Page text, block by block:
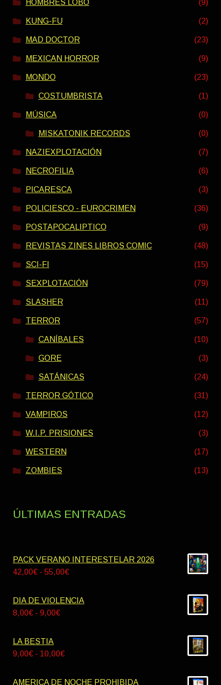
HOMBRES LOBO (9)
KUNG-FU (2)
MAD DOCTOR (23)
MEXICAN HORROR (9)
MONDO (23)
COSTUMBRISTA (1)
MÚSICA (0)
MISKATONIK RECORDS (0)
NAZIEXPLOTACIÓN (7)
NECROFILIA (6)
PICARESCA (3)
POLICIESCO - EUROCRIMEN (36)
POSTAPOCALIPTICO (9)
REVISTAS ZINES LIBROS COMIC (48)
SCI-FI (15)
SEXPLOTACIÓN (79)
SLASHER (11)
TERROR (57)
CANÍBALES (10)
GORE (3)
SATÁNICAS (24)
TERROR GÓTICO (31)
VAMPIROS (12)
W.I.P. PRISIONES (3)
WESTERN (17)
ZOMBIES (13)
ÚLTIMAS ENTRADAS
PACK VERANO INTERESTELAR 2026
42,00€ - 55,00€Rango
precios:
DIA DE VIOLENCIA
8,00€ - 9,00€Rango
desde
LA BESTIA
9,00€ - 10,00€Rango
precios:
AMERICA DE NOCHE PROHIBIDA